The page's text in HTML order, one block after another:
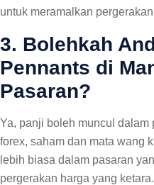
untuk meramalkan
3. Bolehkah
Pennants di
Pasaran?
Ya, panji boleh muncul dalam
forex, saham dan mata wang
lebih biasa dalam pasaran
pergerakan harga yang ketara.